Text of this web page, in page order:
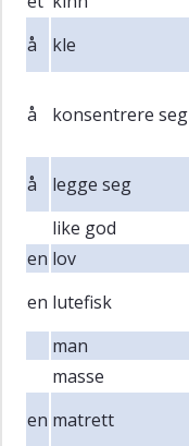
å
kle
å konsentrere seg
å
legge seg
like god
en lov
en lutefisk
man
masse
en matrett